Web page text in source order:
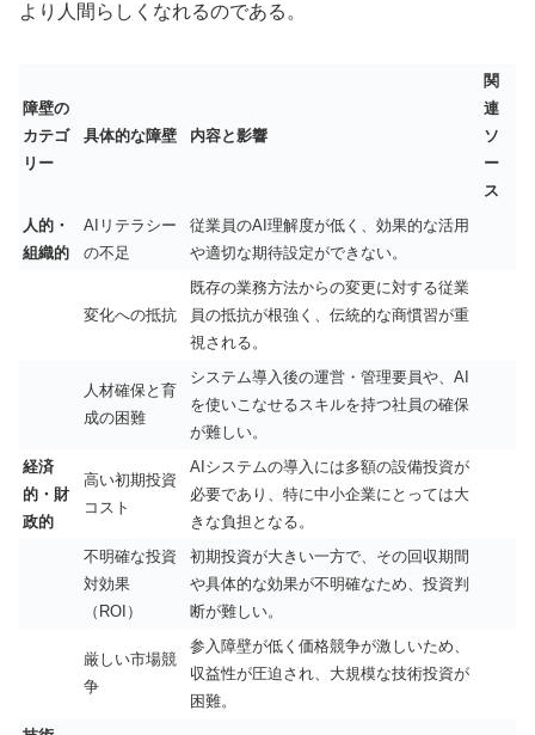
より人間らしくなれるのである。
障壁の
カテゴ
リー
具体的な障壁 内容と影響
関
連
ソ
ー
ス
人的・
組織的
AIリテラシー
の不足
従業員のAI理解度が低く、効果的な活用
や適切な期待設定ができない。
変化への抵抗
既存の業務方法からの変更に対する従業
員の抵抗が根強く、伝統的な商慣習が重
視される。
人材確保と育
成の困難
システム導入後の運営・管理要員や、AI
を使いこなせるスキルを持つ社員の確保
が難しい。
経済
的・財
政的
高い初期投資
コスト
AIシステムの導入には多額の設備投資が
必要であり、特に中小企業にとっては大
きな負担となる。
不明確な投資
対効果
（ROI）
初期投資が大きい一方で、その回収期間
や具体的な効果が不明確なため、投資判
断が難しい。
厳しい市場競
争
参入障壁が低く価格競争が激しいため、
収益性が圧迫され、大規模な技術投資が
困難。